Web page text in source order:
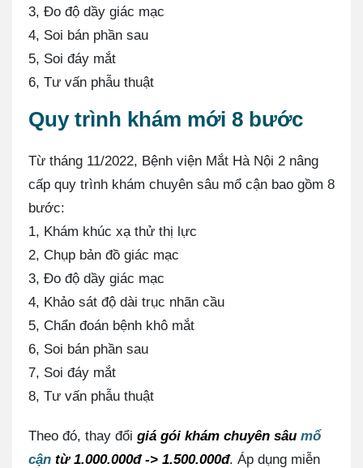
3️, Đo độ dầy giác mạc
4, Soi bán phần sau
5, Soi đáy mắt
6, Tư vấn phẫu thuật
Quy trình khám mới 8 bước
Từ tháng 11/2022, Bệnh viện Mắt Hà Nội 2 nâng
cấp quy trình khám chuyên sâu mổ cận bao gồm 8
bước:
1️, Khám khúc xạ thử thị lực
2️, Chụp bản đồ giác mạc
3️, Đo độ dầy giác mạc
4️, Khảo sát độ dài trục nhãn cầu
5️, Chẩn đoán bệnh khô mắt
6️, Soi bán phần sau
7️, Soi đáy mắt
8️, Tư vấn phẫu thuật
Theo đó, thay đổi giá gói khám chuyên sâu mổ
cận từ 1.000.000đ -> 1.500.000đ. Áp dụng miễn